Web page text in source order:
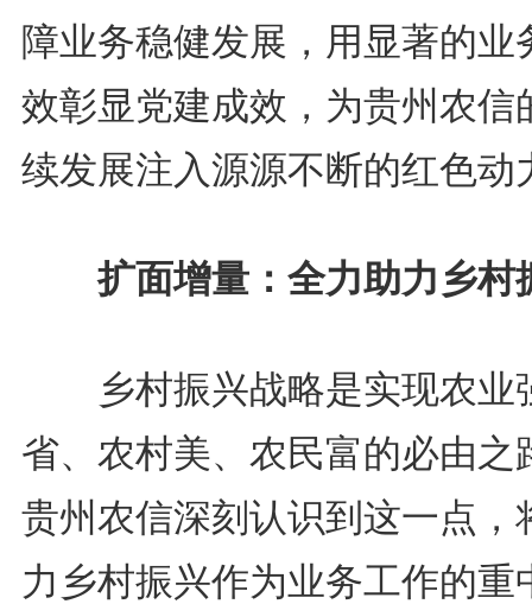
障业务稳健发展，用显著的业
效彰显党建成效，为贵州农信
续发展注入源源不断的红色动
扩面增量：全力助力乡村
乡村振兴战略是实现农业
省、农村美、农民富的必由之
贵州农信深刻认识到这一点，
力乡村振兴作为业务工作的重